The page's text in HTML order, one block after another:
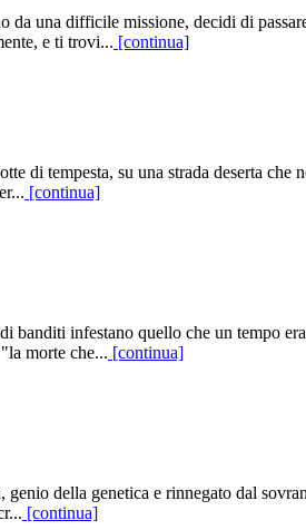
da una difficile missione, decidi di
e ti trovi... [continua]
di tempesta, su una strada deserta
[continua]
banditi infestano quello che un tempo
morte che... [continua]
genio della genetica e rinnegato dal
[continua]